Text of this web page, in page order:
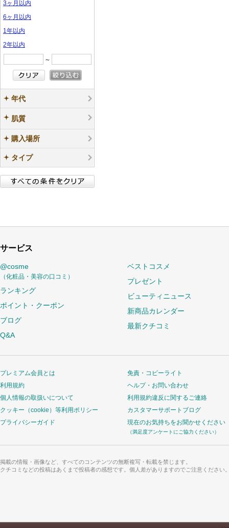
3ヶ月以内
6ヶ月以内
1年以内
2年以内
～
年代
肌質
購入場所
タイプ
サービス
@cosme
（化粧品・美容の口コミ）
ランキング
ポイント・クーポン
ブログ
Q&A
ベストコスメ
プレゼント
ビューティニュース
新商品カレンダー
最新クチコミ
プレミアム会員とは
利用規約
個人情報の取扱いについて
クッキー（cookie）等利用ポリシー
プライバシーガイド
免責・コピーライト
ヘルプ・お問い合わせ
利用規約違反に関するご連絡
カスタマーサポートブログ
現在のお気持ちをお聞かせください
（満足度アンケートにご協力ください）
掲載の情報・画像など、すべてのコンテンツの無断複写・転載を禁じます。
クチコミなどの投稿はあくまで投稿者の感想です。個人差がありますのでご注意ください